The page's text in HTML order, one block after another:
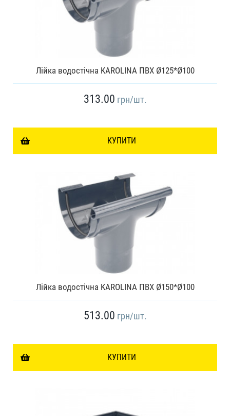
Лійка водостічна KAROLINA ПВХ Ø125*Ø100
313.00 грн/шт.
КУПИТИ
Лійка водостічна KAROLINA ПВХ Ø150*Ø100
513.00 грн/шт.
КУПИТИ